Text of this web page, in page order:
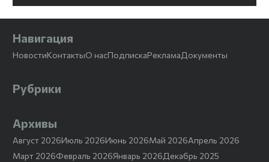
Навигация
НовостиКонтактыО насПодпискаРекламаДокументы
Рубрики
Архивы
Август 2026Июль 2026Июнь 2026Май 2026Апрель 2026
Март 2026Февраль 2026Январь 2026Декабрь 2025